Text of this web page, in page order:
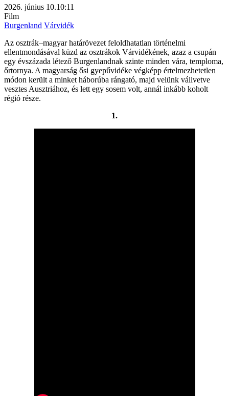
2026. június 10.10:11
Film
Burgenland Várvidék
Az osztrák–magyar határövezet feloldhatatlan történelmi
ellentmondásával küzd az osztrákok Várvidékének, azaz a csupán
egy évszázada létező Burgenlandnak szinte minden vára, temploma,
őrtornya. A magyarság ősi gyepűvidéke végképp értelmezhetetlen
módon került a minket háborúba rángató, majd velünk vállvetve
vesztes Ausztriához, és lett egy sosem volt, annál inkább koholt
régió része.
1.